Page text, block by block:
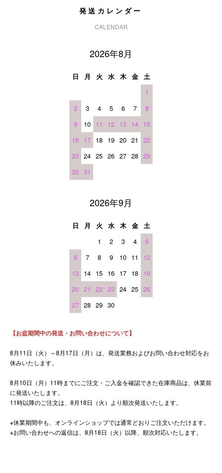
発送カレンダー
CALENDAR
2026年8月
日 月 火 水 木 金
土
1
2
3 4 5 6 7
8
9
10 11 12 13 14 15
16 17 18 19 20 21
22
23 24 25 26 27 28 29
30 31
2026年9月
日 月 火 水 木 金
土
1
2 3 4
5
6
7 8 9 10 11
12
13 14 15 16 17 18 19
20 21 22 23 24 25 26
27 28 29 30
【お盆期間中の発送・お問い合わせについて】
8月11日（火）～8月17日（月）は、発送業務およびお問い合わせ対応をお
休みいたします。
8月10日（月）11時までにご注文・ご入金を確認できた在庫商品は、休業前
に発送いたします。
11時以降のご注文は、8月18日（火）より順次発送いたします。
※休業期間中も、オンラインショップでは通常どおりご注文いただけます。
※お問い合わせへの返信は、8月18日（火）以降、順次対応いたします。